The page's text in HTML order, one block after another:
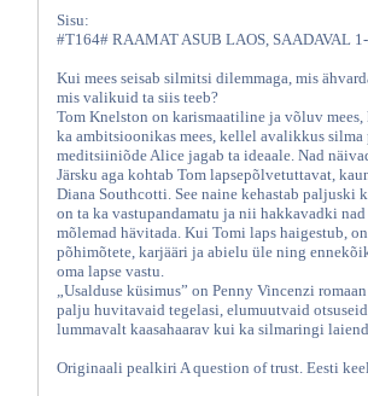
Sisu:
#T164# RAAMAT ASUB LAOS, SAADAVAL
Kui mees seisab silmitsi dilemmaga, mis
mis valikuid ta siis teeb?
Tom Knelston on karismaatiline ja võluv
ka ambitsioonikas mees, kellel avalikkus silma
meditsiiniõde Alice jagab ta ideaale. Nad
Järsku aga kohtab Tom lapsepõlvetuttavat,
Diana Southcotti. See naine kehastab paljuski
on ta ka vastupandamatu ja nii hakkavadki
mõlemad hävitada. Kui Tomi laps haigestub,
põhimõtete, karjääri ja abielu üle ning
oma lapse vastu.
„Usalduse küsimus” on Penny Vincenzi
palju huvitavaid tegelasi, elumuutvaid
lummavalt kaasahaarav kui ka silmaringi
Originaali pealkiri A question of trust. Eesti